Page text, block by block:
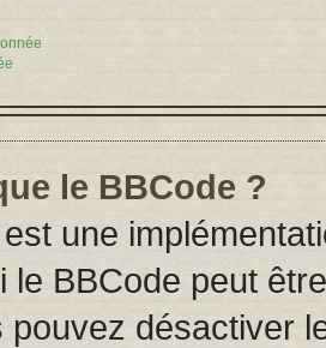
le BBCode ?
une
le BBCode peut
pouvez désactiver